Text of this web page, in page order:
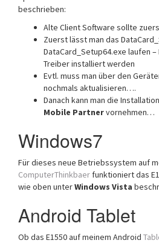
beschrieben:
Alte Client Software sollte
Zuerst lässt man das
DataCard_Setup64.exe laufen
Treiber installiert werden
Evtl. muss man über den
nochmals aktualisieren….
Danach kann man die
Mobile Partnervornehmen…
Windows7
Für dieses neue Betriebssystem auf
ComputerThinkbaer funktioniert das
wie oben unterWindows Vista
Android Tablet
Ob das E1550 auf meinem Android